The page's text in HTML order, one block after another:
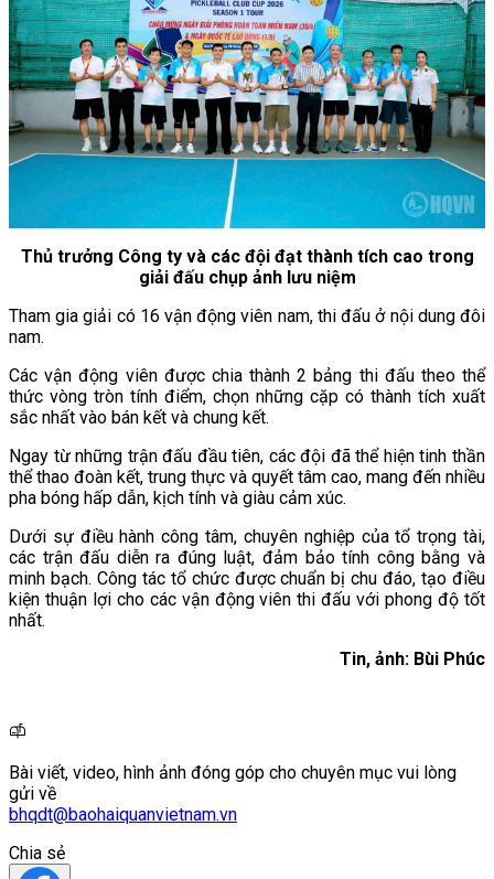
Thủ trưởng Công ty và các đội đạt thành tích cao trong
giải đấu chụp ảnh lưu niệm
Tham gia giải có 16 vận động viên nam, thi đấu ở nội dung đôi
nam.
Các vận động viên được chia thành 2 bảng thi đấu theo thể
thức vòng tròn tính điểm, chọn những cặp có thành tích xuất
sắc nhất vào bán kết và chung kết.
Ngay từ những trận đấu đầu tiên, các đội đã thể hiện tinh thần
thể thao đoàn kết, trung thực và quyết tâm cao, mang đến nhiều
pha bóng hấp dẫn, kịch tính và giàu cảm xúc.
Dưới sự điều hành công tâm, chuyên nghiệp của tổ trọng tài,
các trận đấu diễn ra đúng luật, đảm bảo tính công bằng và
minh bạch. Công tác tổ chức được chuẩn bị chu đáo, tạo điều
kiện thuận lợi cho các vận động viên thi đấu với phong độ tốt
nhất.
Tin, ảnh: Bùi Phúc
Bài viết, video, hình ảnh đóng góp cho chuyên mục vui lòng
gửi về
bhqdt@baohaiquanvietnam.vn
Chia sẻ